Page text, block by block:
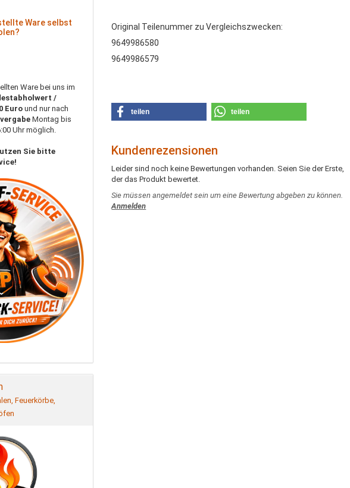
Original Teilenummer zu Vergleichszwecken:
9649986580
9649986579
teilen teilen
Kundenrezensionen
Leider sind noch keine Bewertungen vorhanden. Seien Sie der Erste,
der das Produkt bewertet.
Sie müssen angemeldet sein um eine Bewertung abgeben zu können.
Anmelden
Ware selbst
Ware bei uns im
/
Euround nur nach
Montag bis
Uhr möglich.
Sie bitte
Feuerkörbe,